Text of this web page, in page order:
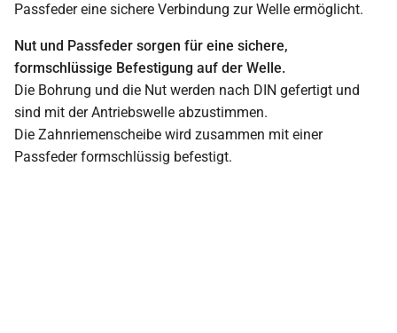
Passfeder eine sichere Verbindung zur Welle ermöglicht.
Nut und Passfeder sorgen für eine sichere,
formschlüssige Befestigung auf der Welle.
Die Bohrung und die Nut werden nach DIN gefertigt und
sind mit der Antriebswelle abzustimmen.
Die Zahnriemenscheibe wird zusammen mit einer
Passfeder formschlüssig befestigt.